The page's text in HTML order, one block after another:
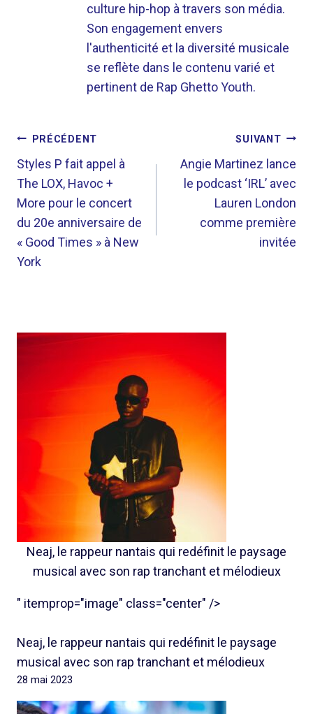
culture hip-hop à travers son média.
Son engagement envers
l'authenticité et la diversité musicale
se reflète dans le contenu varié et
pertinent de Rap Ghetto Youth.
NAVIGATION
DE
L’ARTICLE
PRÉCÉDENT
Styles P fait appel à
The LOX, Havoc +
More pour le concert
du 20e anniversaire de
« Good Times » à New
York
SUIVANT
Angie Martinez lance
le podcast ‘IRL’ avec
Lauren London
comme première
invitée
Neaj, le rappeur nantais qui redéfinit le paysage
musical avec son rap tranchant et mélodieux
" itemprop="image" class="center" />
Neaj, le rappeur nantais qui redéfinit le paysage
musical avec son rap tranchant et mélodieux
28 mai 2023